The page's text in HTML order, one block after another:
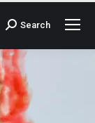
Cerca:Search